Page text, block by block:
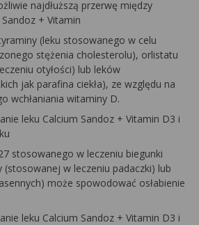
najdłuższą przerwę między
+ Vitamin
(leku stosowanego w celu
stężenia cholesterolu), orlistatu
otyłości) lub leków
jak parafina ciekła), ze względu na
wchłaniania witaminy D.
leku Calcium Sandoz + Vitamin D3 i
stosowanego w leczeniu biegunki
w leczeniu padaczki) lub
może spowodować osłabienie
leku Calcium Sandoz + Vitamin D3 i